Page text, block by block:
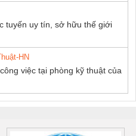
tuyến uy tín, sở hữu thế giới
HN
việc tại phòng kỹ thuật của